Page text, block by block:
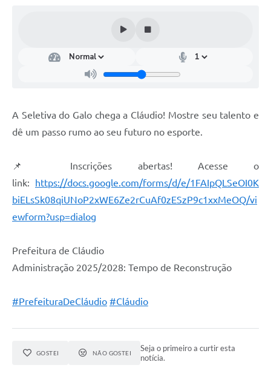
A Seletiva do Galo chega a Cláudio! Mostre seu talento e
dê um passo rumo ao seu futuro no esporte.
📌 Inscrições abertas! Acesse o
link: https://docs.google.com/forms/d/e/1FAIpQLSeOI0K
biELsSk08qiUNoP2xWE6Ze2rCuAf0zESzP9c1xxMeOQ/vi
ewform?usp=dialog
Prefeitura de Cláudio
Administração 2025/2028: Tempo de Reconstrução
#PrefeituraDeCláudio #Cláudio
GOSTEI NÃO GOSTEI
Seja o primeiro a curtir esta
notícia.